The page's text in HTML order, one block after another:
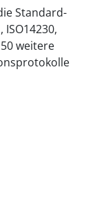
Standard-
ISO14230,
weitere